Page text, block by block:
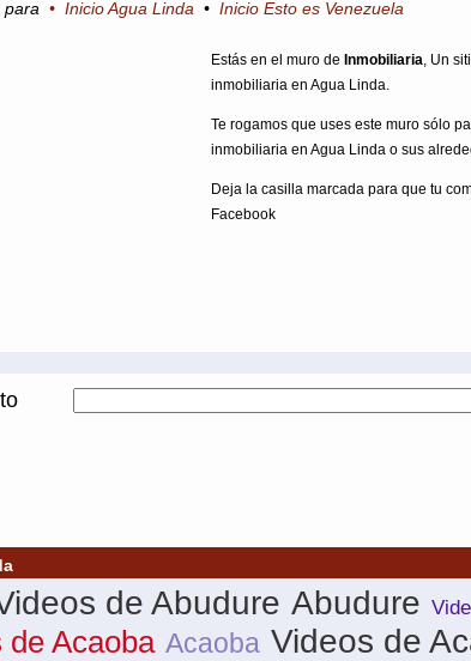
para • Inicio Agua Linda • Inicio Esto es Venezuela
Estás en el muro de Inmobiliaria, Un
inmobiliaria en Agua Linda.
Te rogamos que uses este muro sólo
inmobiliaria en Agua Linda o sus
Deja la casilla marcada para que tu
Facebook
de Abudure Abudure
de Acaoba Acaoba Videos de